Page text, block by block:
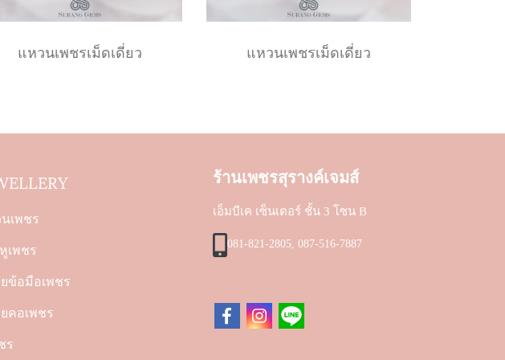
แหวนเพชรเม็ดเดี่ยว แหวนเพชรเม็ดเดี่ยว
เพชร
เพชร
ข้อมือเพชร
คอเพชร
ร
ร้านเพชรสุรางค์เจมส์
เอ็มบีเค เซ็นเตอร์ ชั้น 3 โซน B
081-821-2805, 087-516-7887